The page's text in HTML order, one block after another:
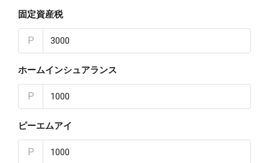
固定資産税
P
ホームインシュアランス
P
ピーエムアイ
P